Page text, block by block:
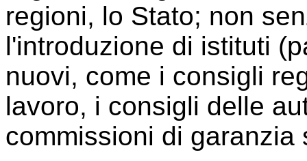
regioni, lo Stato; non
l'introduzione di istituti
nuovi, come i consigli
lavoro, i consigli delle
commissioni di garanzia